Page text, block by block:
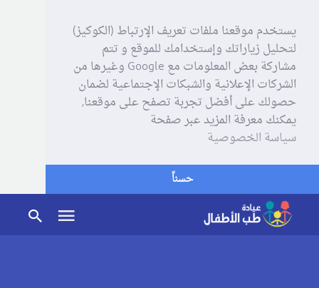
يستخدم موقعنا ملفات تعريف الإرتباط (الكوكيز)
لتحليل زياراتك وإستخدامك للموقع و تتم
مشاركة بعض المعلومات مع Google وغيرها من
الشركات الإعلانية والشبكات الإجتماعية لضمان
حصولك على أفضل تجربة تصفح على موقعنا,
يمكنك معرفة المزيد عبر صفحة
سياسة الخصوصية
حسناً